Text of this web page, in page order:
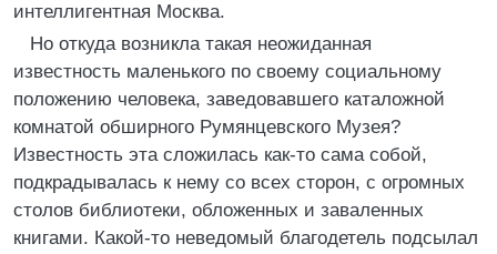
интеллигентная Москва.
Но откуда возникла такая неожиданная
известность маленького по своему социальному
положению человека, заведовавшего каталожной
комнатой обширного Румянцевского Музея?
Известность эта сложилась как-то сама собой,
подкрадывалась к нему со всех сторон, с огромных
столов библиотеки, обложенных и заваленных
книгами. Какой-то неведомый благодетель подсылал